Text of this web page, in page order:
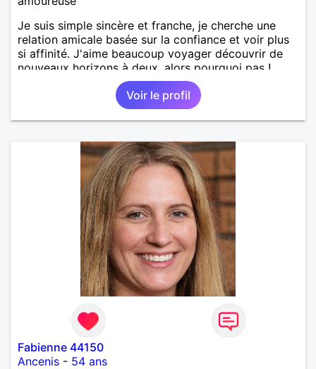
Je suis simple sincère et franche, je cherche une
relation amicale basée sur la confiance et voir plus
si affinité. J'aime beaucoup voyager découvrir de
nouveaux horizons à deux, alors pourquoi pas !
Voir le profil
Fabienne 44150
Ancenis - 54 ans